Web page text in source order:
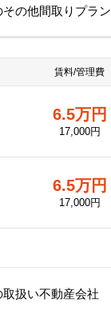
その他間取りプラン
賃料/管理費
6.5万円
17,000円
6.5万円
17,000円
取扱い不動産会社